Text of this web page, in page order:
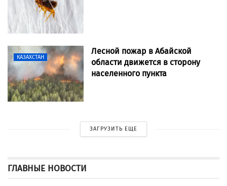
КАЗАХСТАН
Лесной пожар в Абайской
области движется в сторону
населенного пункта
ЗАГРУЗИТЬ ЕЩЕ
ГЛАВНЫЕ НОВОСТИ